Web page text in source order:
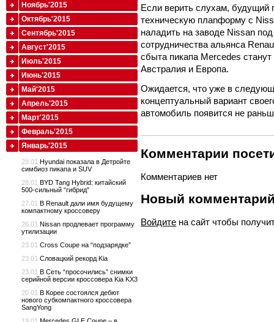
Если верить слухам, будущий
техническую плаnформу с
наладить на заводе Nissan
сотрудничества альянса
сбыта пикапа Mercedes
Австралия и Европа.
Ожидается, что уже в
концептуальный вариант
автомобиль появится не
Комментарии
Комментариев нет
Новый
Войдите на сайт чтобы
Ноябрь'2015
Октябрь'2015
Сентябрь'2015
Август'2015
Июль'2015
Июнь'2015
Май'2015
Апрель'2015
Март'2015
Февраль'2015
Январь'2015
28.01 Hyundai показала в Детройте
симбиоз пикапа и SUV
28.01 BYD Tang Hybrid: китайский
500-сильный “гибрид”
27.01 В Renault дали имя будущему
компактному кроссоверу
26.01 Nissan продлевает программу
утилизации
23.01 Cross Coupe на “подзарядке”
23.01 Словацкий рекорд Kia
23.01 В Сеть “просочились” снимки
серийной версии кроссовера Kia KX3
20.01 В Корее состоялся дебют
нового субкомпактного кроссовера
SangYong